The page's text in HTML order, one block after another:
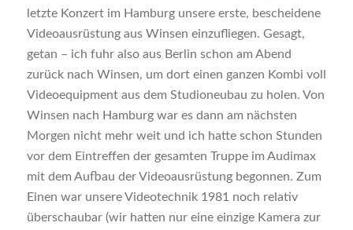
letzte Konzert im Hamburg unsere erste, bescheidene
Videoausrüstung aus Winsen einzufliegen. Gesagt,
getan – ich fuhr also aus Berlin schon am Abend
zurück nach Winsen, um dort einen ganzen Kombi voll
Videoequipment aus dem Studioneubau zu holen. Von
Winsen nach Hamburg war es dann am nächsten
Morgen nicht mehr weit und ich hatte schon Stunden
vor dem Eintreffen der gesamten Truppe im Audimax
mit dem Aufbau der Videoausrüstung begonnen. Zum
Einen war unsere Videotechnik 1981 noch relativ
überschaubar (wir hatten nur eine einzige Kamera zur